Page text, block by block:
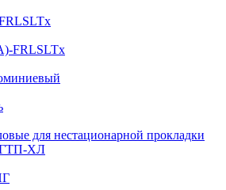
FRLSLTx
для нестационарной прокладки
ХЛ